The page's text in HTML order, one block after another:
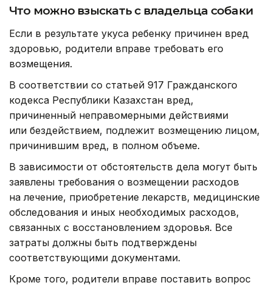
Что можно взыскать с владельца собаки
Если в результате укуса ребенку причинен вред
здоровью, родители вправе требовать его
возмещения.
В соответствии со статьей 917 Гражданского
кодекса Республики Казахстан вред,
причиненный неправомерными действиями
или бездействием, подлежит возмещению лицом,
причинившим вред, в полном объеме.
В зависимости от обстоятельств дела могут быть
заявлены требования о возмещении расходов
на лечение, приобретение лекарств, медицинские
обследования и иных необходимых расходов,
связанных с восстановлением здоровья. Все
затраты должны быть подтверждены
соответствующими документами.
Кроме того, родители вправе поставить вопрос